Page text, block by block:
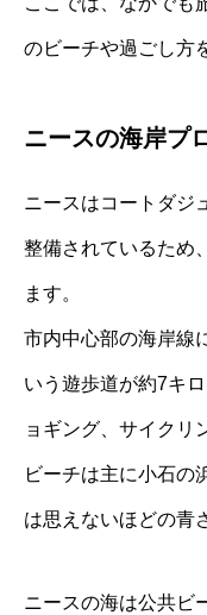
のビーチや過ごし方
ニースの海岸プ
ニースはコートダジ
整備されているため
ます。
市内中心部の海岸線
いう遊歩道が約7キ
ョギング、サイクリ
ビーチは主に小石の
は思えないほどの青
ニースの海は公共ビ